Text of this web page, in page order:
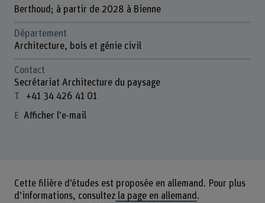
Berthoud; à partir de 2028 à Bienne
Département
Architecture, bois et génie civil
Contact
Secrétariat Architecture du paysage
+41 34 426 41 01
Afficher l'e-mail
Cette filière d’études est proposée en allemand. Pour plus
d’informations, consultezla page en allemand .